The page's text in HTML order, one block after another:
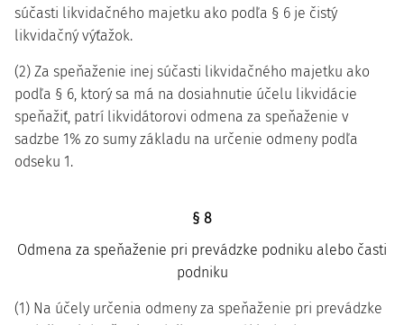
súčasti likvidačného majetku ako podľa § 6 je čistý
likvidačný výťažok.
(2) Za speňaženie inej súčasti likvidačného majetku ako
podľa § 6, ktorý sa má na dosiahnutie účelu likvidácie
speňažiť, patrí likvidátorovi odmena za speňaženie v
sadzbe 1% zo sumy základu na určenie odmeny podľa
odseku 1.
§ 8
Odmena za speňaženie pri prevádzke podniku alebo časti
podniku
(1) Na účely určenia odmeny za speňaženie pri prevádzke